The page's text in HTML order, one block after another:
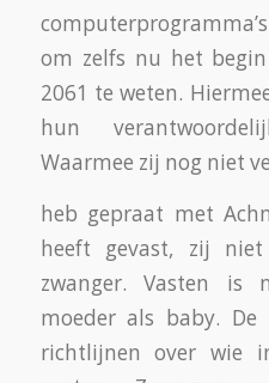
Je onthouden van
Geen ruzie maken
Goede daden
Vijf keer het gebed.
Delen met hen die
jij.
De hele vastentijd is
dat voor Christenen
komen. Een stuk